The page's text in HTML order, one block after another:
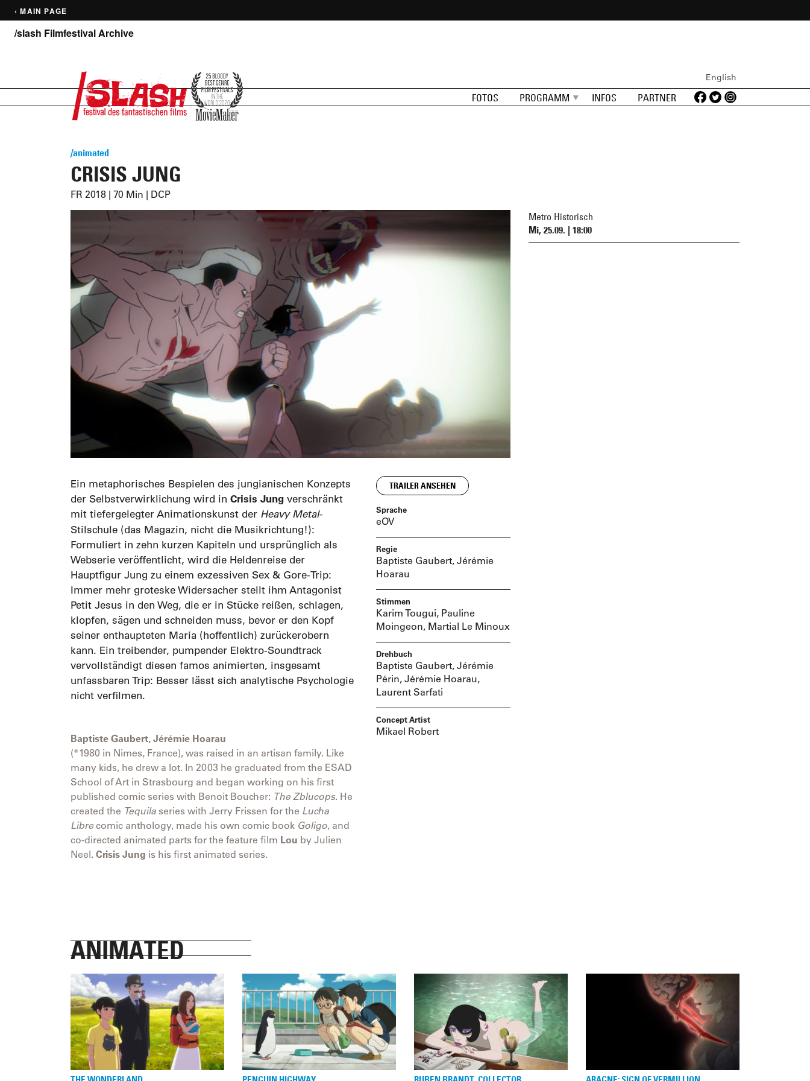
‹ MAIN PAGE
/slash Filmfestival Archive
FOTOS PROGRAMM INFOS PARTNER
English
/animated
CRISIS JUNG
FR 2018 | 70 Min | DCP
Ein metaphorisches Bespielen des jungianischen Konzepts
der Selbstverwirklichung wird in Crisis Jung verschränkt
mit tiefergelegter Animationskunst der Heavy Metal-
Stilschule (das Magazin, nicht die Musikrichtung!):
Formuliert in zehn kurzen Kapiteln und ursprünglich als
Webserie veröffentlicht, wird die Heldenreise der
Hauptfigur Jung zu einem exzessiven Sex & Gore-Trip:
Immer mehr groteske Widersacher stellt ihm Antagonist
Petit Jesus in den Weg, die er in Stücke reißen, schlagen,
klopfen, sägen und schneiden muss, bevor er den Kopf
seiner enthaupteten Maria (hoffentlich) zurückerobern
kann. Ein treibender, pumpender Elektro-Soundtrack
vervollständigt diesen famos animierten, insgesamt
unfassbaren Trip: Besser lässt sich analytische Psychologie
nicht verfilmen.
Baptiste Gaubert, Jérémie Hoarau
(*1980 in Nimes, France), was raised in an artisan family. Like
many kids, he drew a lot. In 2003 he graduated from the ESAD
School of Art in Strasbourg and began working on his first
published comic series with Benoit Boucher: The Zblucops. He
created the Tequilaseries with Jerry Frissen for the Lucha
Librecomic anthology, made his own comic book Goligo, and
co-directed animated parts for the feature film Lou by Julien
Neel. Crisis Jung is his first animated series.
TRAILER ANSEHEN
Sprache
eOV
Regie
Baptiste Gaubert, Jérémie
Hoarau
Stimmen
Karim Tougui, Pauline
Moingeon, Martial Le Minoux
Drehbuch
Baptiste Gaubert, Jérémie
Périn, Jérémie Hoarau,
Laurent Sarfati
Concept Artist
Mikael Robert
Metro Historisch
Mi, 25.09. | 18:00
ANIMATED